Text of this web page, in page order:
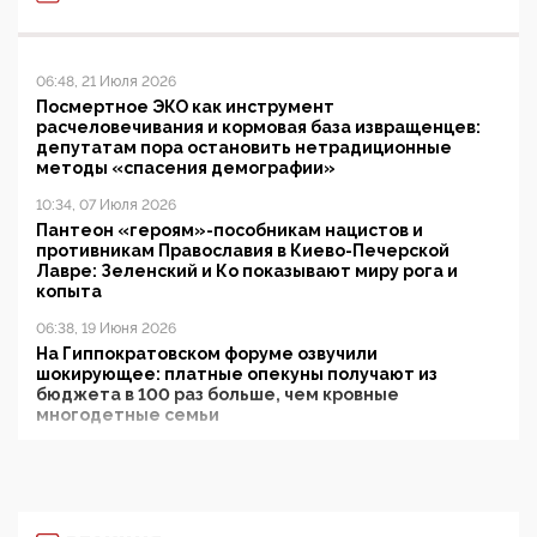
06:48, 21 Июля 2026
Посмертное ЭКО как инструмент
расчеловечивания и кормовая база извращенцев:
депутатам пора остановить нетрадиционные
методы «спасения демографии»
10:34, 07 Июля 2026
Пантеон «героям»-пособникам нацистов и
противникам Православия в Киево-Печерской
Лавре: Зеленский и Ко показывают миру рога и
копыта
06:38, 19 Июня 2026
На Гиппократовском форуме озвучили
шокирующее: платные опекуны получают из
бюджета в 100 раз больше, чем кровные
многодетные семьи